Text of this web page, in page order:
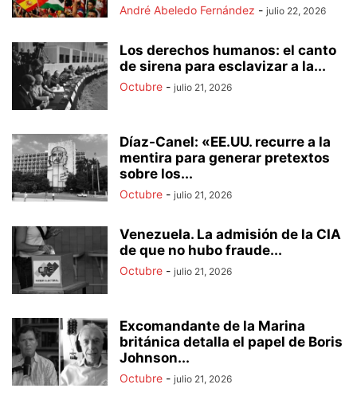
André Abeledo Fernández - julio 22, 2026
Los derechos humanos: el canto
de sirena para esclavizar a la...
Octubre - julio 21, 2026
Díaz-Canel: «EE.UU. recurre a la
mentira para generar pretextos
sobre los...
Octubre - julio 21, 2026
Venezuela. La admisión de la CIA
de que no hubo fraude...
Octubre - julio 21, 2026
Excomandante de la Marina
británica detalla el papel de Boris
Johnson...
Octubre - julio 21, 2026